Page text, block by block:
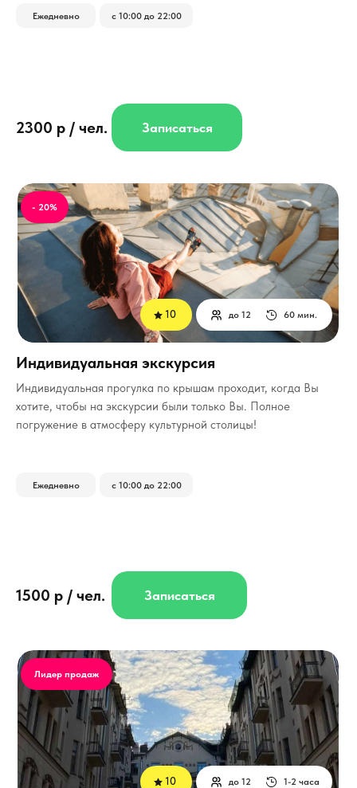
Индивидуальная прогулка по крышам проходит, когда Вы
хотите, чтобы на экскурсии были только Вы. Полное
погружение в атмосферу культурной столицы!
60 мин.
до 12
Ежедневно с 10:00 до 22:00
- 20%
Индивидуальная экскурсия
10
2300 р / чел.
Ежедневно с 10:00 до 22:00
Записаться
1500 р / чел. Записаться
Лидер продаж
10 1-2 часа
до 12